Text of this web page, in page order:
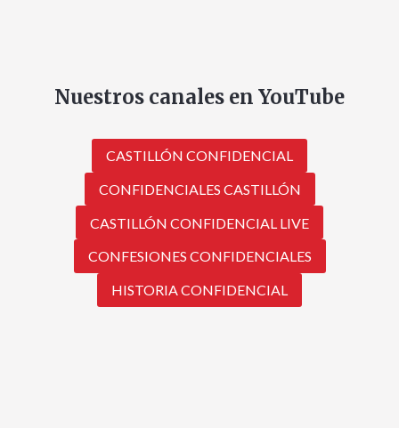
Nuestros canales en YouTube
CASTILLÓN CONFIDENCIAL
CONFIDENCIALES CASTILLÓN
CASTILLÓN CONFIDENCIAL LIVE
CONFESIONES CONFIDENCIALES
HISTORIA CONFIDENCIAL